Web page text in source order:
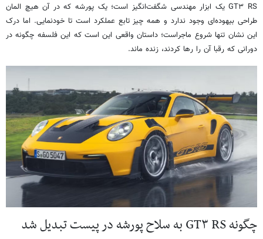
GT۳ RS یک ابزار مهندسی شگفت‌انگیز است؛ یک پورشه که در آن هیچ المان
طراحی بیهوده‌ای وجود ندارد و همه چیز تابع عملکرد است تا خودنمایی. اما درک
این نشان تنها شروع ماجراست؛ داستان واقعی این است که این فلسفه چگونه در
دورانی که رقبا آن را رها کردند، زنده ماند.
چگونه GT۳ RS به سلاح پورشه در پیست تبدیل شد